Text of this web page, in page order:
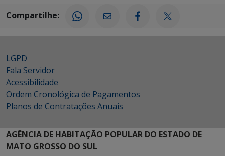
Compartilhe:
LGPD
Fala Servidor
Acessibilidade
Ordem Cronológica de Pagamentos
Planos de Contratações Anuais
AGÊNCIA DE HABITAÇÃO POPULAR DO ESTADO DE
MATO GROSSO DO SUL